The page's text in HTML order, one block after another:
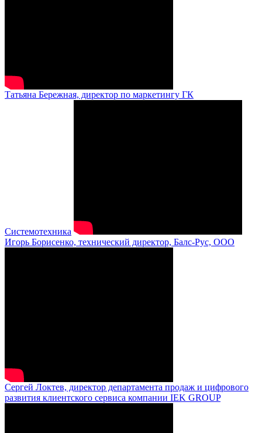
Татьяна Бережная, директор по маркетингу ГК
Системотехника
Игорь Борисенко, технический директор, Балс-Рус, ООО
Сергей Локтев, директор департамента продаж и цифрового
развития клиентского сервиса компании IEK GROUP